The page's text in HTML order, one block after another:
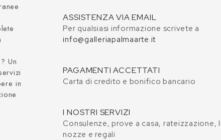
Un
in
ASSISTENZA VIA EMAIL
Per qualsiasi informazione scrivete a
info@galleriapalmaarte.it
PAGAMENTI ACCETTATI
Carta di credito e bonifico bancario
I NOSTRI SERVIZI
Consulenze, prove a casa, rateizzazione,
nozze e regali